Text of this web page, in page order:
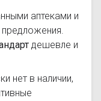
аптеками и
дешевле и
нет в наличии,